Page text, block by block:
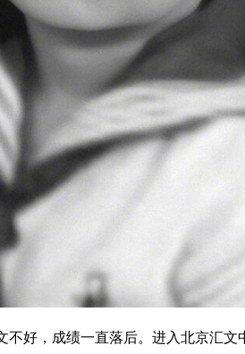
不好，成绩一直落后。进入北京汇文